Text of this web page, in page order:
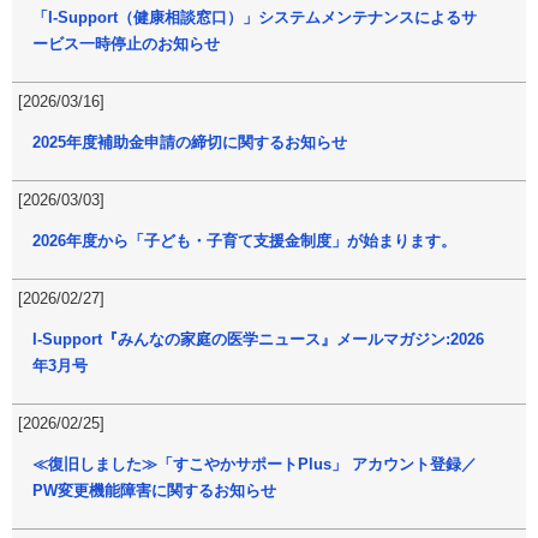
「I-Support（健康相談窓口）」システムメンテナンスによるサ
ービス一時停止のお知らせ
[2026/03/16]
2025年度補助金申請の締切に関するお知らせ
[2026/03/03]
2026年度から「子ども・子育て支援金制度」が始まります。
[2026/02/27]
I-Support『みんなの家庭の医学ニュース』メールマガジン:2026
年3月号
[2026/02/25]
≪復旧しました≫「すこやかサポートPlus」 アカウント登録／
PW変更機能障害に関するお知らせ